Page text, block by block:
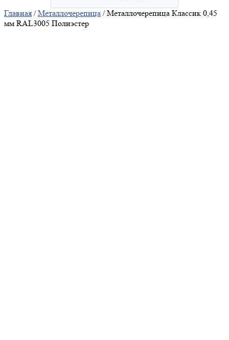
Главная /Металлочерепица / Металлочерепица Классик 0,45
мм RAL3005 Полиэстер